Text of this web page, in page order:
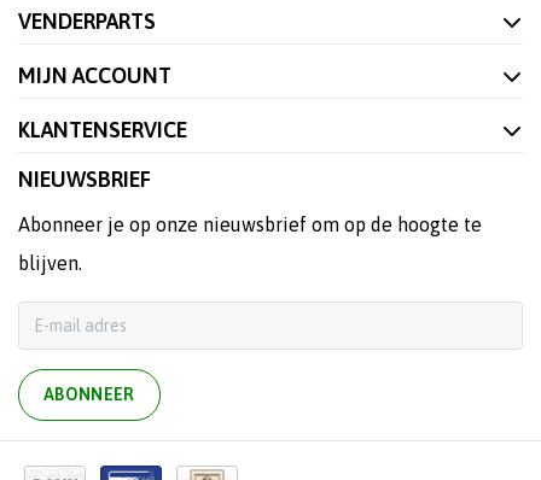
VENDERPARTS
MIJN ACCOUNT
KLANTENSERVICE
NIEUWSBRIEF
Abonneer je op onze nieuwsbrief om op de hoogte te
blijven.
ABONNEER